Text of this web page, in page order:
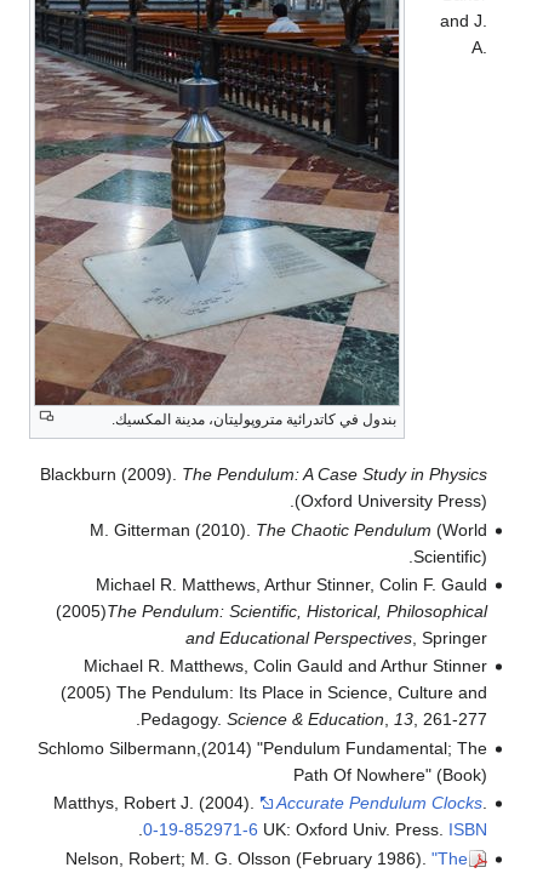
بندول في كاتدرائية متروپوليتان، مدينة المكسيك.
and J.
A.
Blackburn (2009). The Pendulum: A Case Study in Physics
(Oxford University Press).
M. Gitterman (2010). The Chaotic Pendulum (World
Scientific).
Michael R. Matthews, Arthur Stinner, Colin F. Gauld
(2005)The Pendulum: Scientific, Historical, Philosophical
and Educational Perspectives, Springer
Michael R. Matthews, Colin Gauld and Arthur Stinner
(2005) The Pendulum: Its Place in Science, Culture and
Pedagogy. Science & Education, 13, 261-277.
Schlomo Silbermann,(2014) "Pendulum Fundamental; The
Path Of Nowhere" (Book)
Matthys, Robert J. (2004).
Accurate Pendulum Clocks.
UK: Oxford Univ. Press. ISBN
0-19-852971-6
.
Nelson, Robert; M. G. Olsson (February 1986). "The